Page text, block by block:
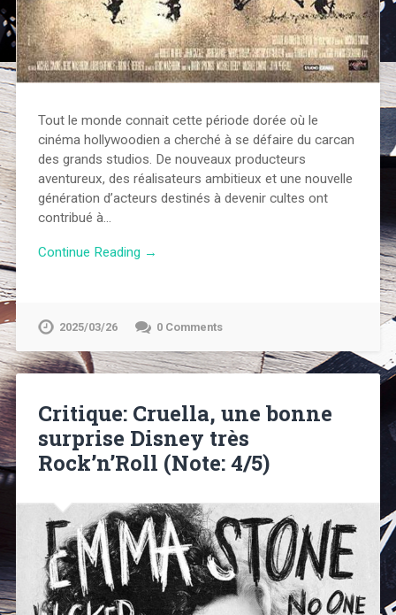
Tout le monde connait cette période dorée où le
cinéma hollywoodien a cherché à se défaire du carcan
des grands studios. De nouveaux producteurs
aventureux, des réalisateurs ambitieux et une nouvelle
génération d’acteurs destinés à devenir cultes ont
contribué à…
Continue Reading →
2025/03/26 0 Comments
Critique: Cruella, une bonne
surprise Disney très
Rock’n’Roll (Note: 4/5)